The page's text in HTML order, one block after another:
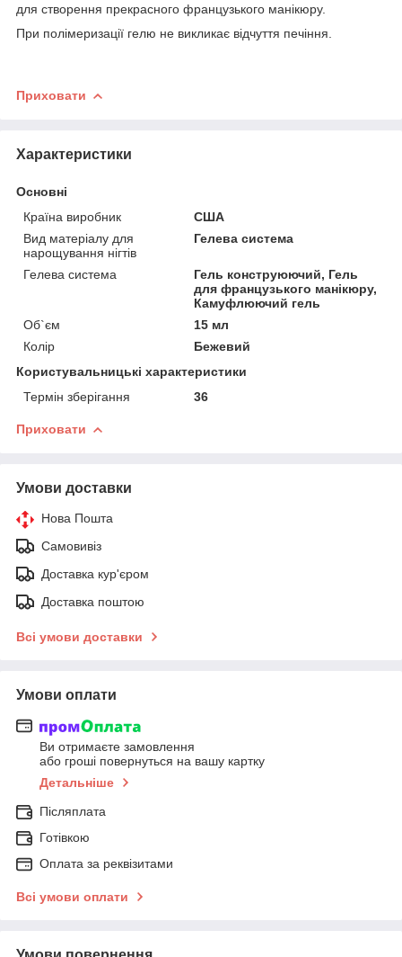
для створення прекрасного французького манікюру.
При полімеризації гелю не викликає відчуття печіння.
Приховати
Характеристики
Основні
Країна виробник
США
Вид матеріалу для
нарощування нігтів
Гелева система
Гелева система
Гель конструюючий, Гель
для французького манікюру,
Камуфлюючий гель
Об`єм
15 мл
Колір
Бежевий
Користувальницькі характеристики
Термін зберігання
36
Приховати
Умови доставки
Нова Пошта
Самовивіз
Доставка кур'єром
Доставка поштою
Всі умови доставки
Умови оплати
Ви отримаєте замовлення
або гроші повернуться на вашу картку
Детальніше
Післяплата
Готівкою
Оплата за реквізитами
Всі умови оплати